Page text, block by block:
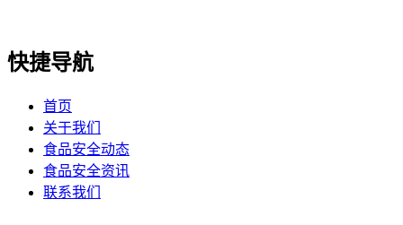
快捷导航
首页
关于我们
食品安全动态
食品安全资讯
联系我们